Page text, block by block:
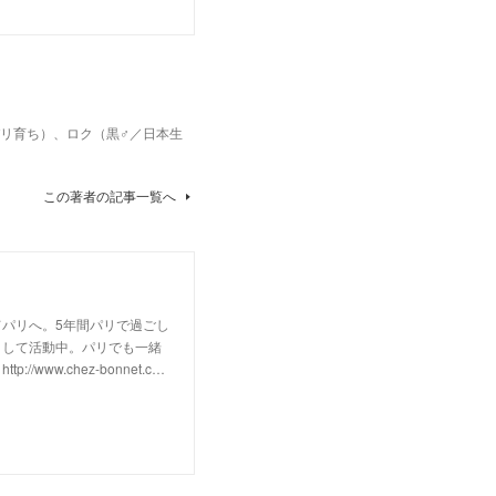
育ち）、ロク（黒♂／日本生
この著者の記事一覧へ
リへ。5年間パリで過ごし
て活動中。パリでも一緒
www.chez-bonnet.c…